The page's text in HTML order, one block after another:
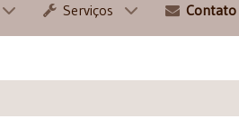
Serviços Contato